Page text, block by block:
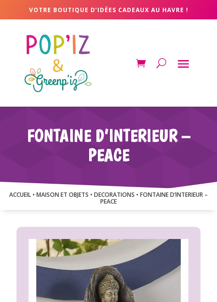
VOTRE BOUTIQUE D’IDÉES CADEAUX AU HAVRE !
FONTAINE D’INTERIEUR –
PEACE
ACCUEIL • MAISON ET OBJETS • DECORATIONS • FONTAINE D’INTERIEUR –
PEACE